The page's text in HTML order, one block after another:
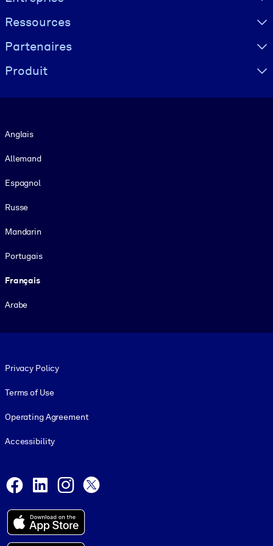
Ressources
Partenaires
Produit
Anglais
Allemand
Espagnol
Russe
Mandarin
Portugais
Français
Arabe
Privacy Policy
Terms of Use
Operating Agreement
Accessibility
Facebook
LinkedInInstagram